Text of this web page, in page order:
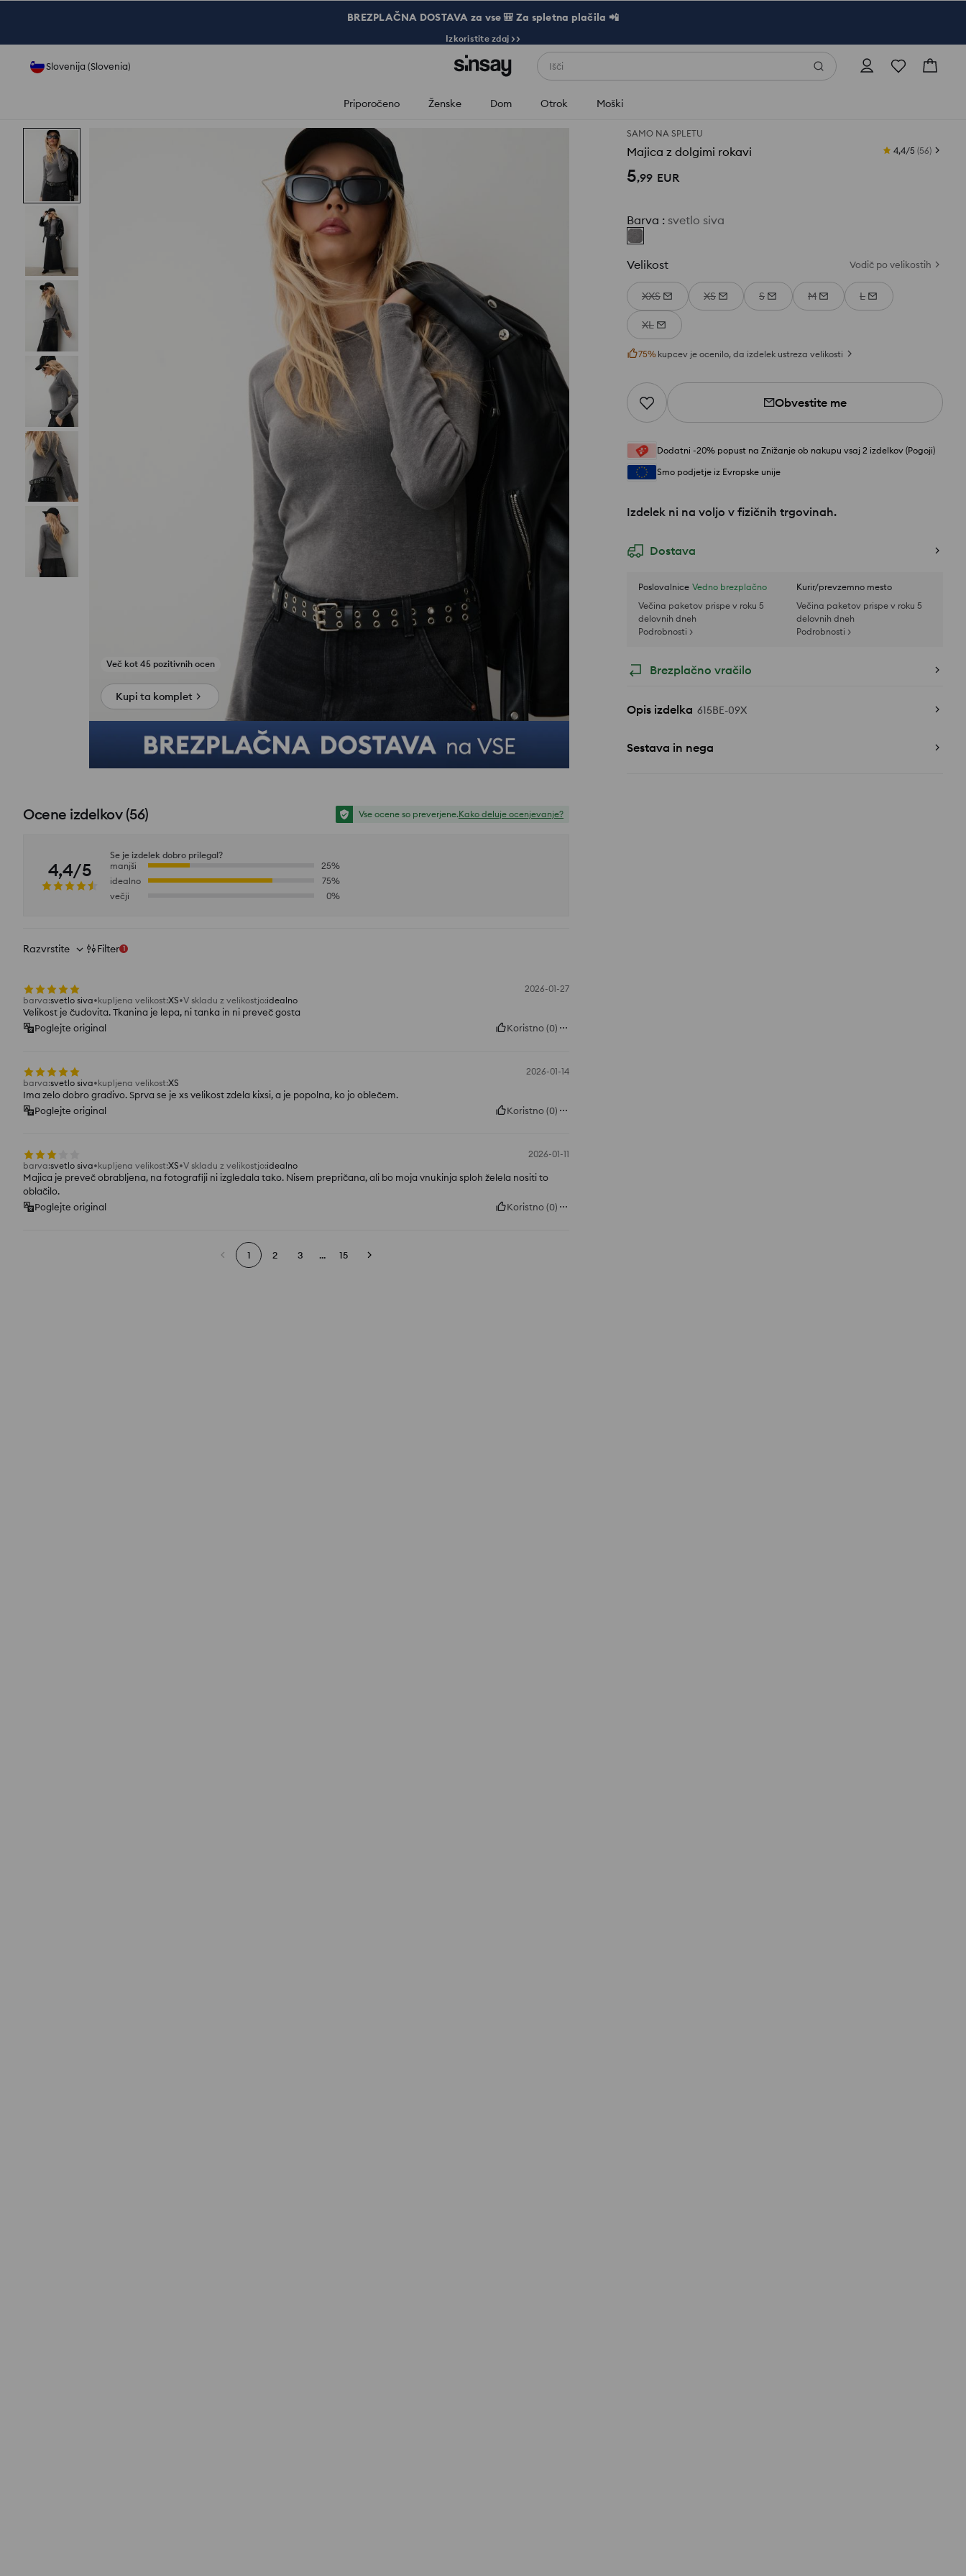
BREZPLAČNA DOSTAVA za vse 🎒 Za spletna plačila 📲
Izkoristite zdaj >>
Slovenija (Slovenia) Išči
Priporočeno Ženske Dom Otrok Moški
SAMO NA SPLETU
Majica z dolgimi rokavi 4,4/5 (56)
5,99 EUR
Barva : svetlo siva
Velikost Vodič po velikostih
XXS XS S M L
XL
75% kupcev je ocenilo, da izdelek ustreza velikosti
Obvestite me
Dodatni -20% popust na Znižanje ob nakupu vsaj 2 izdelkov (Pogoji)
Smo podjetje iz Evropske unije
Izdelek ni na voljo v fizičnih trgovinah.
Dostava
Poslovalnice Vedno brezplačno
Večina paketov prispe v roku 5
delovnih dneh
Podrobnosti >
Kurir/prevzemno mesto
Večina paketov prispe v roku 5
delovnih dneh
Podrobnosti >
Brezplačno vračilo
Opis izdelka 615BE-09X
Sestava in nega
Poglej fotografije iz ocen
Kupi ta komplet
Ocene izdelkov(56) Vse ocene so preverjene.Kako deluje ocenjevanje?
4,4/5
Se je izdelek dobro prilegal?
manjši
25%
idealno
75%
večji
0%
Razvrstite Filter 1
2026-01-27
barva:svetlo siva kupljena velikost:XS V skladu z velikostjo:idealno
Velikost je čudovita. Tkanina je lepa, ni tanka in ni preveč gosta
Poglejte original
Koristno(0)
2026-01-14
barva:svetlo siva kupljena velikost:XS
Ima zelo dobro gradivo. Sprva se je xs velikost zdela kixsi, a je popolna, ko jo oblečem.
Poglejte original
Koristno(0)
2026-01-11
barva:svetlo siva kupljena velikost:XS V skladu z velikostjo:idealno
Majica je preveč obrabljena, na fotografiji ni izgledala tako. Nisem prepričana, ali bo moja vnukinja sploh želela nositi to
oblačilo.
Poglejte original
Koristno(0)
1 2 3 ... 15